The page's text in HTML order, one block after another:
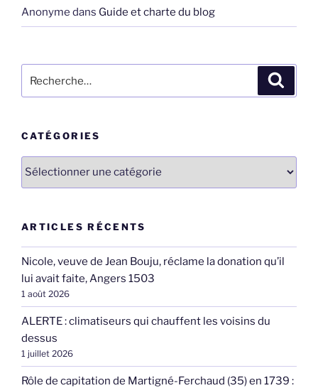
Anonyme dans Guide et charte du blog
pour
CATÉGORIES
Catégories
ARTICLES RÉCENTS
Nicole, veuve de Jean Bouju, réclame la donation qu’il
lui avait faite, Angers 1503
1 août 2026
ALERTE : climatiseurs qui chauffent les voisins du
dessus
1 juillet 2026
Rôle de capitation de Martigné-Ferchaud (35) en 1739 :